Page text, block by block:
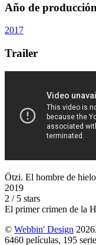
Año de producción
2017
Trailer
Ötzi. El hombre de hielo
2019
2 / 5 stars
El primer crimen de la
© Webbin' Design 2026
6460 películas, 195